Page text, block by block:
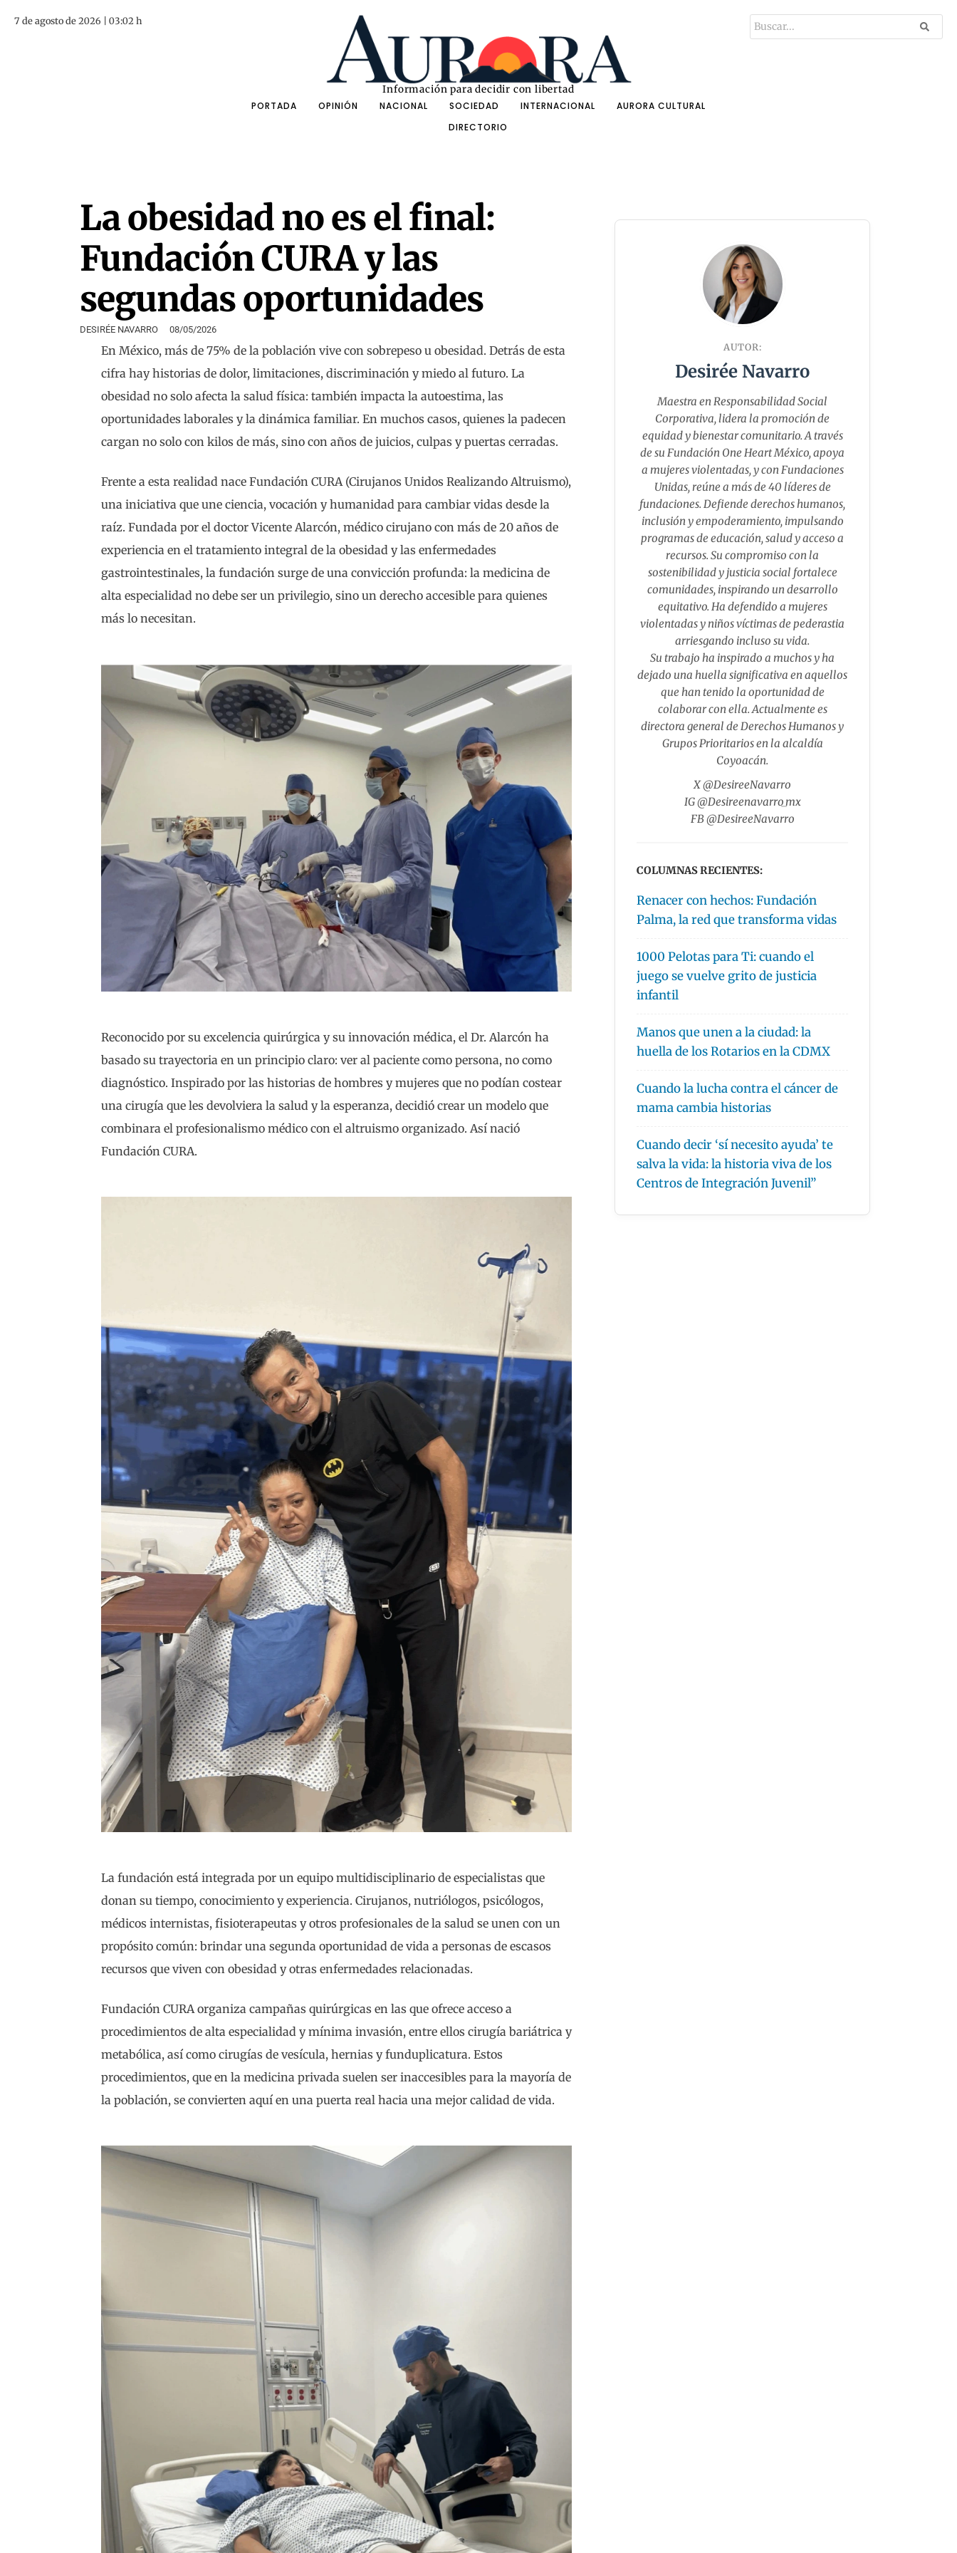
7 de agosto de 2026 | 03:02 h
Información para decidir con libertad
PORTADA
OPINIÓN NACIONAL SOCIEDAD INTERNACIONAL
AURORA CULTURAL
DIRECTORIO
La obesidad no es el final:
Fundación CURA y las
segundas oportunidades
DESIRÉE NAVARRO 08/05/2026
En México, más de 75% de la población vive con sobrepeso u obesidad. Detrás de esta
cifra hay historias de dolor, limitaciones, discriminación y miedo al futuro. La
obesidad no solo afecta la salud física: también impacta la autoestima, las
oportunidades laborales y la dinámica familiar. En muchos casos, quienes la padecen
cargan no solo con kilos de más, sino con años de juicios, culpas y puertas cerradas.
Frente a esta realidad nace Fundación CURA (Cirujanos Unidos Realizando Altruismo),
una iniciativa que une ciencia, vocación y humanidad para cambiar vidas desde la
raíz. Fundada por el doctor Vicente Alarcón, médico cirujano con más de 20 años de
experiencia en el tratamiento integral de la obesidad y las enfermedades
gastrointestinales, la fundación surge de una convicción profunda: la medicina de
alta especialidad no debe ser un privilegio, sino un derecho accesible para quienes
más lo necesitan.
Reconocido por su excelencia quirúrgica y su innovación médica, el Dr. Alarcón ha
basado su trayectoria en un principio claro: ver al paciente como persona, no como
diagnóstico. Inspirado por las historias de hombres y mujeres que no podían costear
una cirugía que les devolviera la salud y la esperanza, decidió crear un modelo que
combinara el profesionalismo médico con el altruismo organizado. Así nació
Fundación CURA.
La fundación está integrada por un equipo multidisciplinario de especialistas que
donan su tiempo, conocimiento y experiencia. Cirujanos, nutriólogos, psicólogos,
médicos internistas, fisioterapeutas y otros profesionales de la salud se unen con un
propósito común: brindar una segunda oportunidad de vida a personas de escasos
recursos que viven con obesidad y otras enfermedades relacionadas.
Fundación CURA organiza campañas quirúrgicas en las que ofrece acceso a
procedimientos de alta especialidad y mínima invasión, entre ellos cirugía bariátrica y
metabólica, así como cirugías de vesícula, hernias y funduplicatura. Estos
procedimientos, que en la medicina privada suelen ser inaccesibles para la mayoría de
la población, se convierten aquí en una puerta real hacia una mejor calidad de vida.
AUTOR:
Desirée Navarro
Maestra en Responsabilidad Social
Corporativa, lidera la promoción de
equidad y bienestar comunitario. A través
de su Fundación One Heart México, apoya
a mujeres violentadas, y con Fundaciones
Unidas, reúne a más de 40 líderes de
fundaciones. Defiende derechos humanos,
inclusión y empoderamiento, impulsando
programas de educación, salud y acceso a
recursos. Su compromiso con la
sostenibilidad y justicia social fortalece
comunidades, inspirando un desarrollo
equitativo. Ha defendido a mujeres
violentadas y niños víctimas de pederastia
arriesgando incluso su vida.
Su trabajo ha inspirado a muchos y ha
dejado una huella significativa en aquellos
que han tenido la oportunidad de
colaborar con ella. Actualmente es
directora general de Derechos Humanos y
Grupos Prioritarios en la alcaldía
Coyoacán.
X @DesireeNavarro
IG @Desireenavarro_mx
FB @DesireeNavarro
COLUMNAS RECIENTES:
Renacer con hechos: Fundación
Palma, la red que transforma vidas
1000 Pelotas para Ti: cuando el
juego se vuelve grito de justicia
infantil
Manos que unen a la ciudad: la
huella de los Rotarios en la CDMX
Cuando la lucha contra el cáncer de
mama cambia historias
Cuando decir ‘sí necesito ayuda’ te
salva la vida: la historia viva de los
Centros de Integración Juvenil”